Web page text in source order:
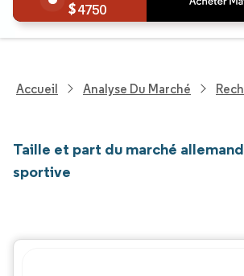
4750
Accueil Analyse Du Marché
Taille et part du marché
sportive